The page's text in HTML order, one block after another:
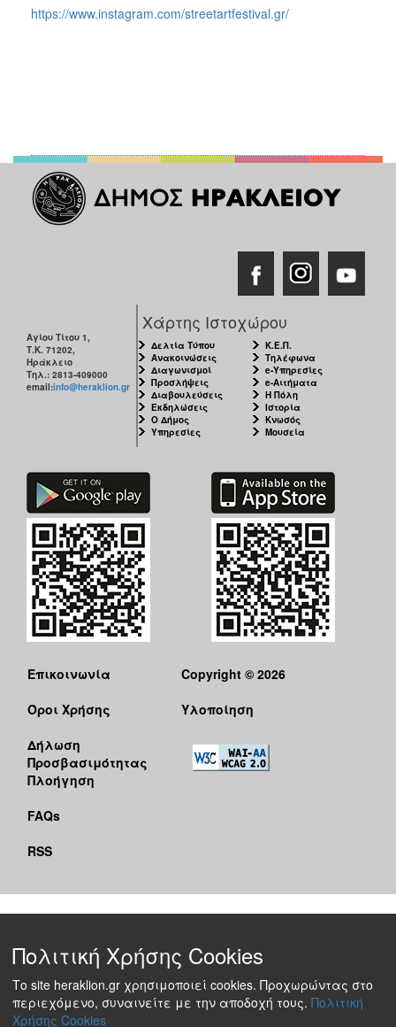
https://www.instagram.com/streetartfestival.gr/
Αγίου Τίτου 1,
Τ.Κ. 71202,
Ηράκλειο
Τηλ.: 2813-409000
email:info@heraklion.gr
Χάρτης Ιστοχώρου
Δελτία Τύπου
Ανακοινώσεις
Διαγωνισμοί
Προσλήψεις
Διαβουλεύσεις
Εκδηλώσεις
Ο Δήμος
Υπηρεσίες
Κ.Ε.Π.
Τηλέφωνα
e-Υπηρεσίες
e-Αιτήματα
Η Πόλη
Ιστορία
Κνωσός
Μουσεία
Επικοινωνία
Όροι Χρήσης
Δήλωση
Προσβασιμότητας
Πλοήγηση
FAQs
RSS
Copyright © 2026
Υλοποίηση
Πολιτική Χρήσης Cookies
Το site heraklion.gr χρησιμοποιεί cookies. Προχωρώντας στο
περιεχόμενο, συναινείτε με την αποδοχή τους. Πολιτική
Χρήσης Cookies